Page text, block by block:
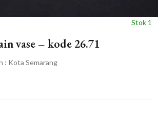
Stok 1
vase – kode 26.71
: Kota Semarang